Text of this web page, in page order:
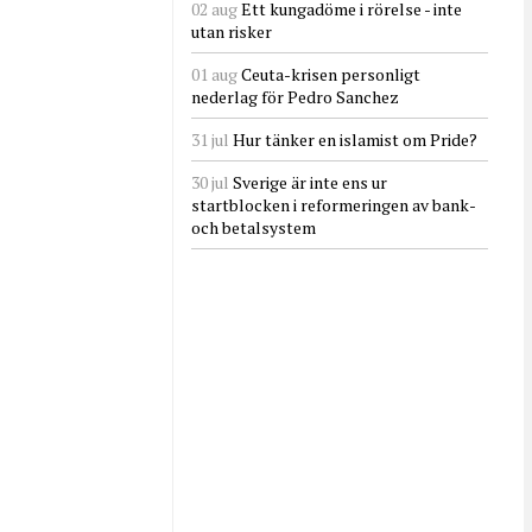
02 augEtt kungadöme i rörelse - inte
utan risker
01 augCeuta-krisen personligt
nederlag för Pedro Sanchez
31 jul Hur tänker en islamist om Pride?
30 jul Sverige är inte ens ur
startblocken i reformeringen av bank-
och betalsystem